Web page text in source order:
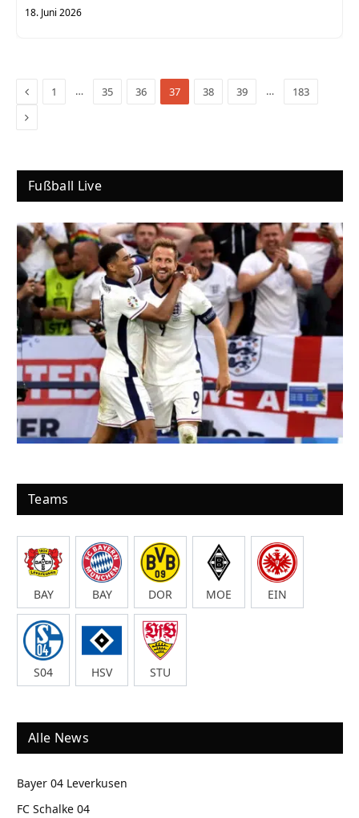
18. Juni 2026
Previous
1 … 35 36 37 38 39 … 183
Next
Fußball Live
Teams
BAY BAY DOR MOE EIN
S04 HSV STU
Alle News
Bayer 04 Leverkusen
FC Schalke 04